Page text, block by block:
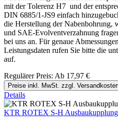
mit der Tolerenz H7 und der
DIN 6885/1-JS9 einfach
die Herstellung der
und SAE-Evolventverzahnung
bei uns an. Für genaue
Leistungsdaten rufen Sie bitte die
auf.
Regulärer Preis: Ab 17,97 €
Preise inkl. MwSt. zzgl.
Details
KTR ROTEX S-H